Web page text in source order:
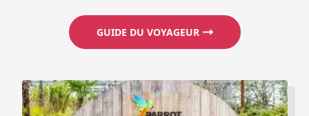
GUIDE DU VOYAGEUR